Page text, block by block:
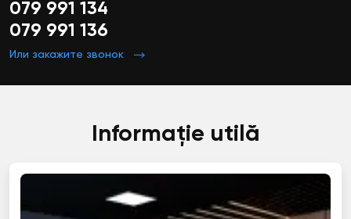
079 991 134
079 991 136
Или закажите звонок
Informație utilă